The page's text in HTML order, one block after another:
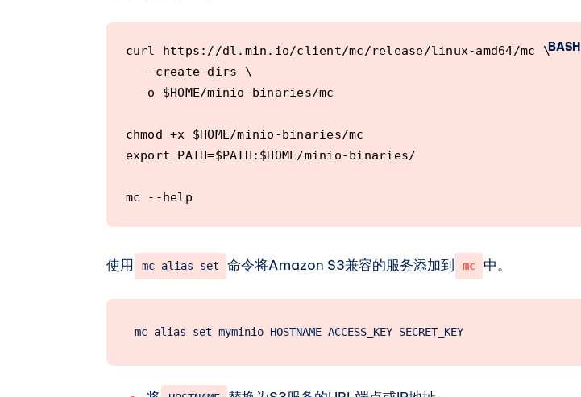
amd64/minio chmod +x minio 使用 systemd 守护进程
在 /etc/systemd/
curl https://dl.min.io/client/mc/release/linux-amd64/mc \
  --create-dirs \
  -o $HOME/minio-binaries/mc
chmod +x $HOME/minio-binaries/mc
export PATH=$PATH:$HOME/minio-binaries/
mc --help
BASH
使用 mc alias set 命令将Amazon S3兼容的服务添加到 mc 中。